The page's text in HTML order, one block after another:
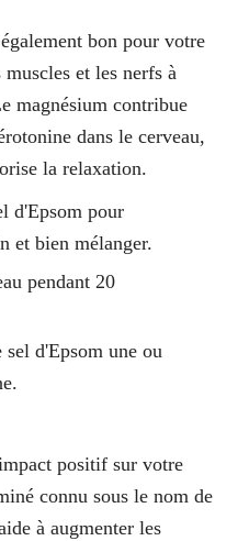
bon pour votre
et les nerfs à
magnésium contribue
dans le cerveau,
la relaxation.
d'Epsom pour
et bien mélanger.
pendant 20
d'Epsom une ou
positif sur votre
connu sous le nom de
à augmenter les